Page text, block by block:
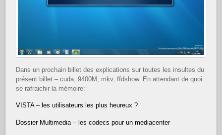
Dans un prochain billet des explications sur toutes les insultes du
présent billet – cuda, 9400M, mkv, ffdshow. En attendant de quoi
se rafraichir la mémoire:
VISTA – les utilisateurs les plus heureux ?
Dossier Multimedia – les codecs pour un mediacenter